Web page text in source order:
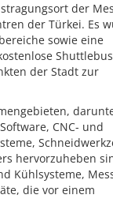
der
der Türkei. Es
sowie eine
der Stadt zur
CNC- und
hervorzuheben
Kühlsysteme,
die vor einem